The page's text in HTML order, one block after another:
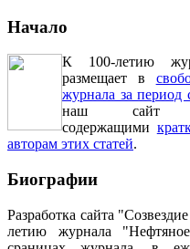
Начало
К 100-летию
размещает в
журнала за период
наш сайт
содержащими
авторам этих статей.
Биографии
Разработка сайта
летию журнала